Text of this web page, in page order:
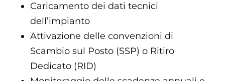
Caricamento dei dati tecnici
dell’impianto
Attivazione delle convenzioni di
Scambio sul Posto (SSP) o Ritiro
Dedicato (RID)